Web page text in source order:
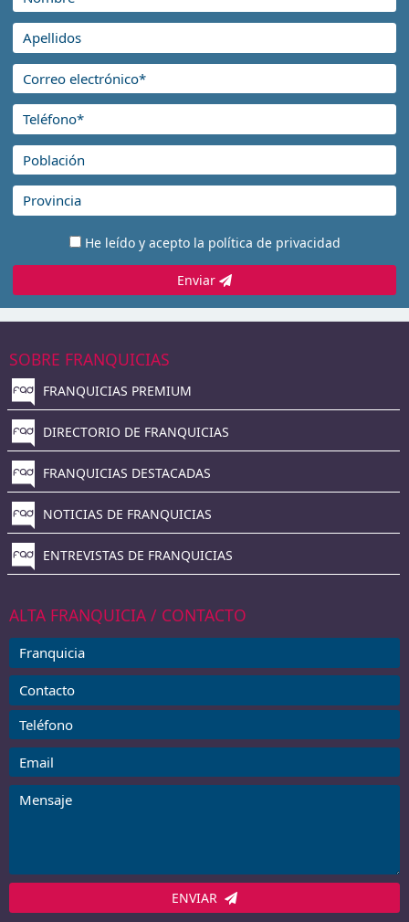
He leído y acepto la política de privacidad
Enviar
SOBRE FRANQUICIAS
FRANQUICIAS PREMIUM
DIRECTORIO DE FRANQUICIAS
FRANQUICIAS DESTACADAS
NOTICIAS DE FRANQUICIAS
ENTREVISTAS DE FRANQUICIAS
ALTA FRANQUICIA / CONTACTO
ENVIAR